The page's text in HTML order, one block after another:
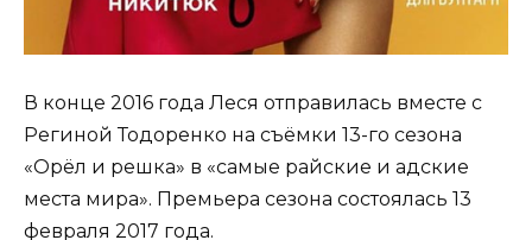
В конце 2016 года Леся отправилась вместе с
Региной Тодоренко на съёмки 13-го сезона
«Орёл и решка» в «самые райские и адские
места мира». Премьера сезона состоялась 13
февраля 2017 года.